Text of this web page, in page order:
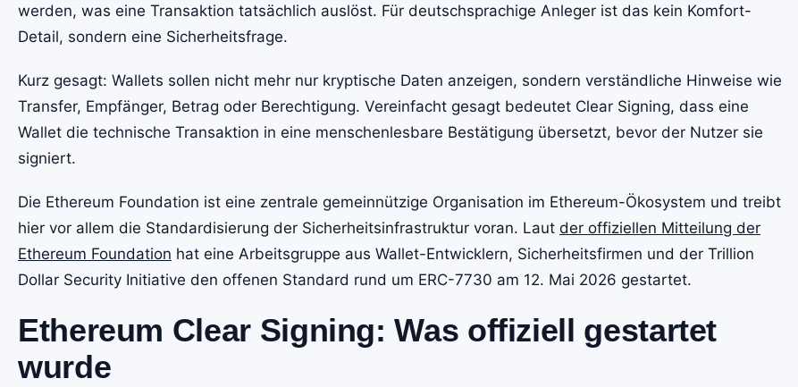
werden, was eine Transaktion tatsächlich auslöst. Für deutschsprachige Anleger ist das kein Komfort-
Detail, sondern eine Sicherheitsfrage.
Kurz gesagt: Wallets sollen nicht mehr nur kryptische Daten anzeigen, sondern verständliche Hinweise wie
Transfer, Empfänger, Betrag oder Berechtigung. Vereinfacht gesagt bedeutet Clear Signing, dass eine
Wallet die technische Transaktion in eine menschenlesbare Bestätigung übersetzt, bevor der Nutzer sie
signiert.
Die Ethereum Foundation ist eine zentrale gemeinnützige Organisation im Ethereum-Ökosystem und treibt
hier vor allem die Standardisierung der Sicherheitsinfrastruktur voran. Laut der offiziellen Mitteilung der
Ethereum Foundation hat eine Arbeitsgruppe aus Wallet-Entwicklern, Sicherheitsfirmen und der Trillion
Dollar Security Initiative den offenen Standard rund um ERC-7730 am 12. Mai 2026 gestartet.
Ethereum Clear Signing: Was offiziell gestartet
wurde